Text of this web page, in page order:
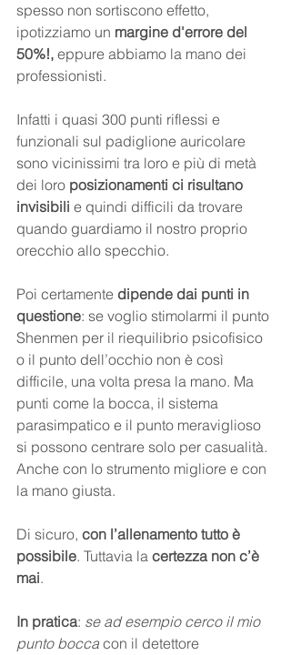
spesso non sortiscono effetto,
ipotizziamo un margine d'errore del
50%!, eppure abbiamo la mano dei
professionisti.
Infatti i quasi 300 punti riflessi e
funzionali sul padiglione auricolare
sono vicinissimi tra loro e più di metà
dei loro posizionamenti ci risultano
invisibili e quindi difficili da trovare
quando guardiamo il nostro proprio
orecchio allo specchio.
Poi certamente dipende dai punti in
questione: se voglio stimolarmi il punto
Shenmen per il riequilibrio psicofisico
o il punto dell’occhio non è così
difficile, una volta presa la mano. Ma
punti come la bocca, il sistema
parasimpatico e il punto meraviglioso
si possono centrare solo per casualità.
Anche con lo strumento migliore e con
la mano giusta.
Di sicuro, con l’allenamento tutto è
possibile. Tuttavia la certezza non c’è
mai.
In pratica: se ad esempio cerco il mio
punto bocca con il detettore